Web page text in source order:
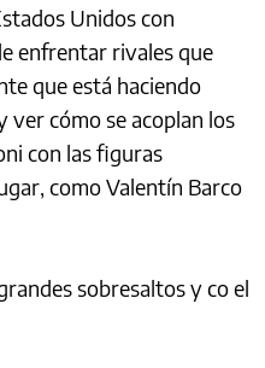
Unidos con
enfrentar rivales que
que está haciendo
ver cómo se acoplan los
con las figuras
como Valentín Barco
sobresaltos y co el